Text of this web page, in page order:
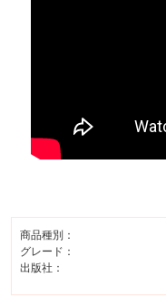
商品種別：
グレード：
出版社：